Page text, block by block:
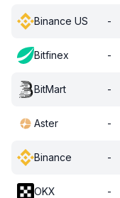
Binance US -
Bitfinex -
BitMart -
Aster -
Binance -
OKX -